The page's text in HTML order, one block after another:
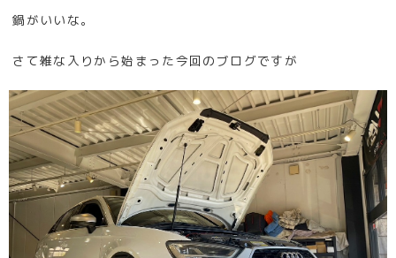
鍋がいいな。
さて雑な入りから始まった今回のブログですが